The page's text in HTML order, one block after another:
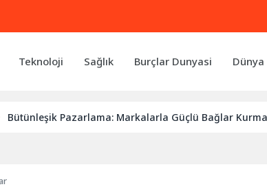
Teknoloji Sağlık Burçlar Dunyasi
Pazarlama: Markalarla Güçlü Bağlar Kurmanın